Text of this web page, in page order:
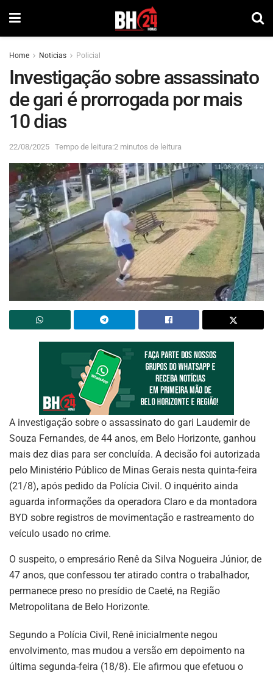
Home Noticias Policial
Investigação sobre assassinato
de gari é prorrogada por mais
10 dias
22/08/2025 Tempo de leitura:2 minutos de leitura
A investigação sobre o assassinato do gari Laudemir de
Souza Fernandes, de 44 anos, em Belo Horizonte, ganhou
mais dez dias para ser concluída. A decisão foi autorizada
pelo Ministério Público de Minas Gerais nesta quinta-feira
(21/8), após pedido da Polícia Civil. O inquérito ainda
aguarda informações da operadora Claro e da montadora
BYD sobre registros de movimentação e rastreamento do
veículo usado no crime.
O suspeito, o empresário Renê da Silva Nogueira Júnior, de
47 anos, que confessou ter atirado contra o trabalhador,
permanece preso no presídio de Caeté, na Região
Metropolitana de Belo Horizonte.
Segundo a Polícia Civil, Renê inicialmente negou
envolvimento, mas mudou a versão em depoimento na
última segunda-feira (18/8). Ele afirmou que efetuou o